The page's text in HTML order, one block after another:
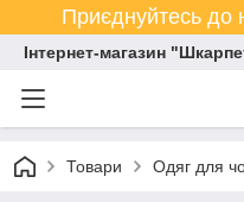
Приєднуйтесь до
Інтернет-магазин
Товари Одяг для